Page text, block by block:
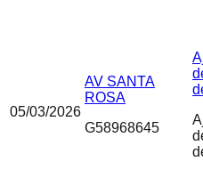
05/03/2026
AV SANTA
ROSA
G58968645